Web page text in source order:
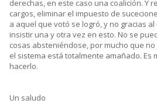
derechas, en este caso una coalición. Y
cargos, eliminar el impuesto de
a aquel que votó se logró, y no gracias
insistir una y otra vez en esto. No se
cosas absteniéndose, por mucho que
el sistema está totalmente amañado. Es
hacerlo.
Un saludo